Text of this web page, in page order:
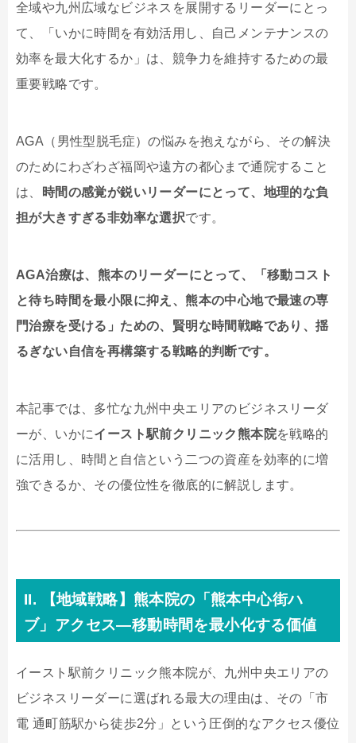
全域や九州広域なビジネスを展開するリーダーにとっ
て、「いかに時間を有効活用し、自己メンテナンスの
効率を最大化するか」は、競争力を維持するための最
重要戦略です。
AGA（男性型脱毛症）の悩みを抱えながら、その解決
のためにわざわざ福岡や遠方の都心まで通院すること
は、
時間の感覚が鋭いリーダーにとって、地理的な負
担が大きすぎる非効率な選択です。
AGA治療は、熊本のリーダーにとって、「移動コスト
と待ち時間を最小限に抑え、熊本の中心地で最速の専
門治療を受ける」ための、賢明な時間戦略であり、揺
るぎない自信を再構築する戦略的判断です。
本記事では、多忙な九州中央エリアのビジネスリーダ
ーが、いかにイースト駅前クリニック熊本院を戦略的
に活用し、時間と自信という二つの資産を効率的に増
強できるか、その優位性を徹底的に解説します。
II. 【地域戦略】熊本院の「熊本中心街ハ
ブ」アクセス—移動時間を最小化する価値
イースト駅前クリニック熊本院が、九州中央エリアの
ビジネスリーダーに選ばれる最大の理由は、その「市
電 通町筋駅から徒歩2分」という圧倒的なアクセス優位